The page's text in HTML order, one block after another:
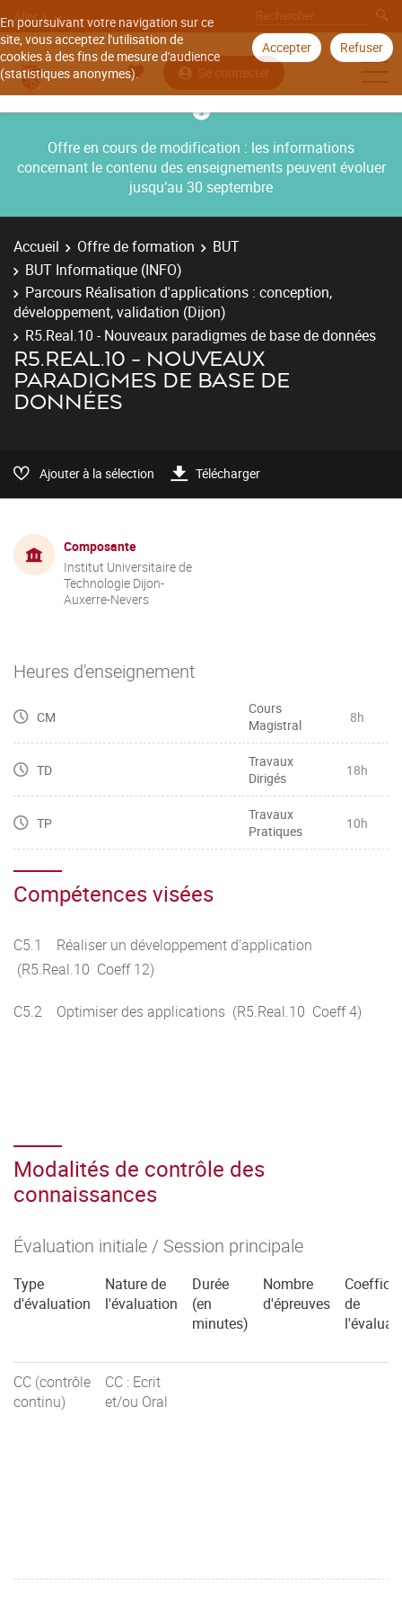
En poursuivant votre navigation sur ce
site, vous acceptez l'utilisation de
cookies à des fins de mesure d'audience
(statistiques anonymes).
Accepter Refuser
Aller à
Se connecter
Offre en cours de modification : les informations
concernant le contenu des enseignements peuvent évoluer
jusqu’au 30 septembre
Accueil Offre de formation
BUT
BUT Informatique (INFO)
Parcours Réalisation d'applications : conception,
développement, validation (Dijon)
R5.Real.10 - Nouveaux paradigmes de base de données
R5.REAL.10 - NOUVEAUX
PARADIGMES DE BASE DE
DONNÉES
Ajouter à la sélection Télécharger
Composante
Institut Universitaire de
Technologie Dijon-
Auxerre-Nevers
Heures d'enseignement
CM
Cours
Magistral
8h
TD
Travaux
Dirigés
18h
TP
Travaux
Pratiques
10h
Compétences visées
C5.1 Réaliser un développement d'application
(R5.Real.10 Coeff 12)
C5.2 Optimiser des applications (R5.Real.10 Coeff 4)
Modalités de contrôle des
connaissances
Évaluation initiale / Session principale
Type
d'évaluation
Nature de
l'évaluation
Durée
(en
minutes)
Nombre
d'épreuves
de
CC (contrôle
continu)
CC : Ecrit
et/ou Oral